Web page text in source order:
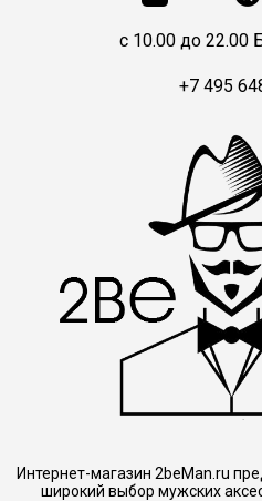
c 10.00 до 22.00
+7 495
Интернет-магазин 2beMan.ru
широкий выбор мужских